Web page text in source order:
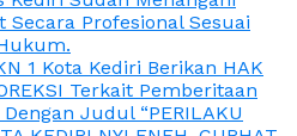
Secara Profesional Sesuai
1 Kota Kediri Berikan HAK
Terkait Pemberitaan
Judul “PERILAKU